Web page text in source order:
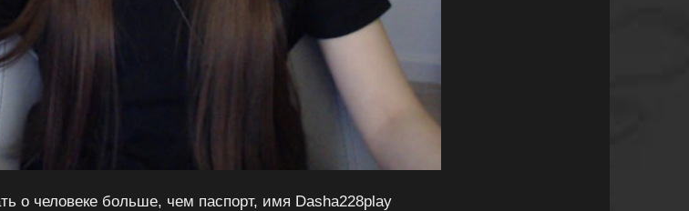
о человеке больше, чем паспорт, имя Dasha228play